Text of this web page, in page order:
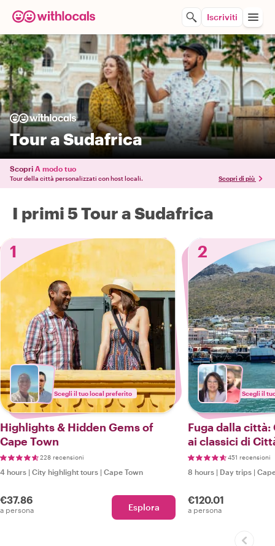
Iscriviti
Tour a Sudafrica
Scopri A modo tuo
Tour della città personalizzati con host locali. Scopri di più
I primi 5 Tour a Sudafrica
1
Scegli il tuo local preferito
Highlights & Hidden Gems of
Cape Town
228 recensioni
4 hours | City highlight tours | Cape Town
€37.86
a persona Esplora
2
Scegli il
Fuga dalla
ai classici di
451 recensioni
8 hours | Day trips |
€120.01
a persona